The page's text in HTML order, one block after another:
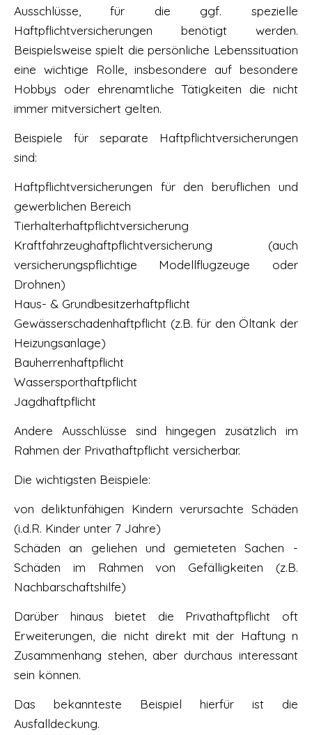
Ausschlüsse, für die ggf. spezielle
Haftpflichtversicherungen benötigt werden.
Beispielsweise spielt die persönliche Lebenssituation
eine wichtige Rolle, insbesondere auf besondere
Hobbys oder ehrenamtliche Tätigkeiten die nicht
immer mitversichert gelten.
Beispiele für separate Haftpflichtversicherungen
sind:
Haftpflichtversicherungen für den beruflichen und
gewerblichen Bereich
Tierhalterhaftpflichtversicherung
Kraftfahrzeughaftpflichtversicherung (auch
versicherungspflichtige Modellflugzeuge oder
Drohnen)
Haus- & Grundbesitzerhaftpflicht
Gewässerschadenhaftpflicht (z.B. für den Öltank der
Heizungsanlage)
Bauherrenhaftpflicht
Wassersporthaftpflicht
Jagdhaftpflicht
Andere Ausschlüsse sind hingegen zusätzlich im
Rahmen der Privathaftpflicht versicherbar.
Die wichtigsten Beispiele:
von deliktunfähigen Kindern verursachte Schäden
(i.d.R. Kinder unter 7 Jahre)
Schäden an geliehen und gemieteten Sachen -
Schäden im Rahmen von Gefälligkeiten (z.B.
Nachbarschaftshilfe)
Darüber hinaus bietet die Privathaftpflicht oft
Erweiterungen, die nicht direkt mit der Haftung n
Zusammenhang stehen, aber durchaus interessant
sein können.
Das bekannteste Beispiel hierfür ist die
Ausfalldeckung.